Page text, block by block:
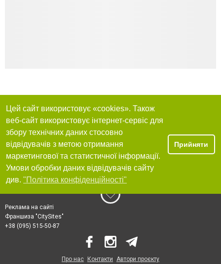
Цей сайт використовує «cookies». Також
веб-сайт використовує інтернет-сервіс для
збору технічних даних стосовно
відвідувачів з метою отримання
маркетингової та статистичної інформації.
Умови обробки даних відвідувачів сайту
див. "Політика конфіденційності"
Прийняти
Реклама на сайті
Франшиза "CitySites"
+38 (095) 515-50-87
Про нас Контакти Автори проєкту